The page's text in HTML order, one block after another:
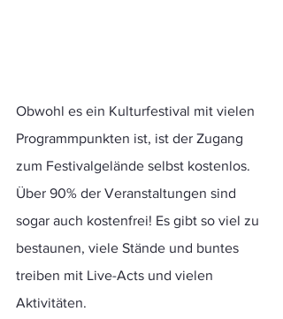
Obwohl es ein Kulturfestival mit vielen
Programmpunkten ist, ist der Zugang
zum Festivalgelände selbst kostenlos.
Über 90% der Veranstaltungen sind
sogar auch kostenfrei! Es gibt so viel zu
bestaunen, viele Stände und buntes
treiben mit Live-Acts und vielen
Aktivitäten.